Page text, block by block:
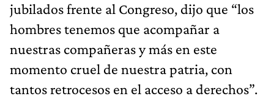
jubilados frente al Congreso, dijo que “los
hombres tenemos que acompañar a
nuestras compañeras y más en este
momento cruel de nuestra patria, con
tantos retrocesos en el acceso a derechos”.